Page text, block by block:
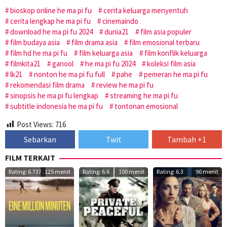
bioskop online he ma pi fu
cerita keluarga menyentuh
cerita lengkap he ma pi fu
cinemaindo
download he ma pi fu 2024
dunia21
film asia populer
film budaya asia
film drama asia
film emosional terbaru
film hd he ma pi fu
film keluarga asia
film konflik keluarga
filmkita21
ganool he ma pi fu 2024
koleksi film asia
lk21
nonton he ma pi fu full pahe
pemeran he ma pi fu
rekomendasi film drama
review he ma pi fu
sinopsis he ma pi fu lengkap
streaming he ma pi fu
subtitle indonesia he ma pi fu
tontonan emosional
Post Views: 716
Sebarkan Twit
Tambah +1
FILM TERKAIT
Rating: 6.737 125 menit Rating: 6.6 100 menit Rating: 6.3 90 menit